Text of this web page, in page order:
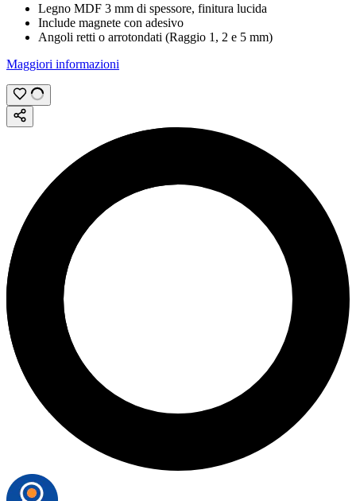
Legno MDF 3 mm di spessore, finitura lucida
Include magnete con adesivo
Angoli retti o arrotondati (Raggio 1 , 2 e 5 mm)
Maggiori informazioni